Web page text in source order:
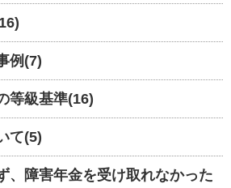
例(7)
等級基準(16)
て(5)
、障害年金を受け取れなかった